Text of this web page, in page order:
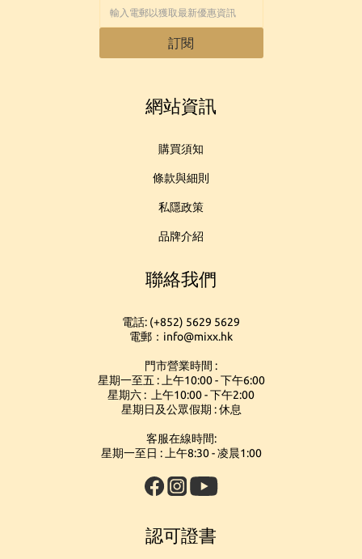
訂閱
網站資訊
購買須知
條款與細則
私隱政策
品牌介紹
聯絡我們
電話: (+852) 5629 5629
電郵：info@mixx.hk
門市營業時間 :
星期一至五 : 上午10:00 - 下午6:00
星期六 : 上午10:00 - 下午2:00
星期日及公眾假期 : 休息
客服在線時間:
星期一至日 : 上午8:30 - 凌晨1:00
認可證書